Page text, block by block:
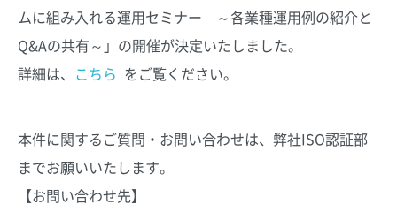
ムに組み入れる運用セミナー ～各業種運用例の紹介と
Q&Aの共有～」の開催が決定いたしました。
詳細は、 こちら をご覧ください。
本件に関するご質問・お問い合わせは、弊社ISO認証部
までお願いいたします。
【お問い合わせ先】